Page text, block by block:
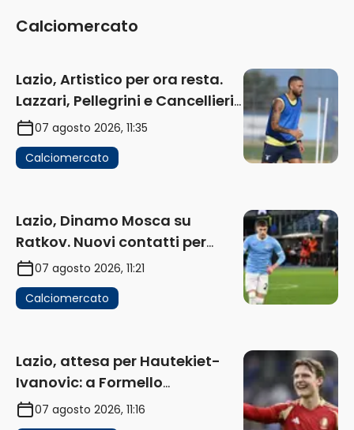
Calciomercato
Lazio, Artistico per ora resta.
Lazzari, Pellegrini e Cancellieri
in uscita
07 agosto 2026, 11:35
Calciomercato
Lazio, Dinamo Mosca su
Ratkov. Nuovi contatti per
Pinamonti
07 agosto 2026, 11:21
Calciomercato
Lazio, attesa per Hautekiet-
Ivanovic: a Formello
attendono risposte
07 agosto 2026, 11:16